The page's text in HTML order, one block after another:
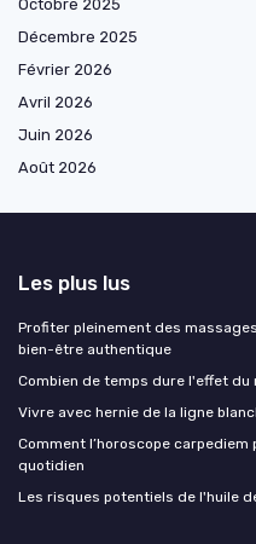
Octobre 2025
Décembre 2025
Février 2026
Avril 2026
Juin 2026
Août 2026
Les plus lus
Profiter pleinement des
bien-être authentique
Combien de temps dure l'effet du
Vivre avec hernie de la ligne
Comment l’horoscope
quotidien
Les risques potentiels de l'huile